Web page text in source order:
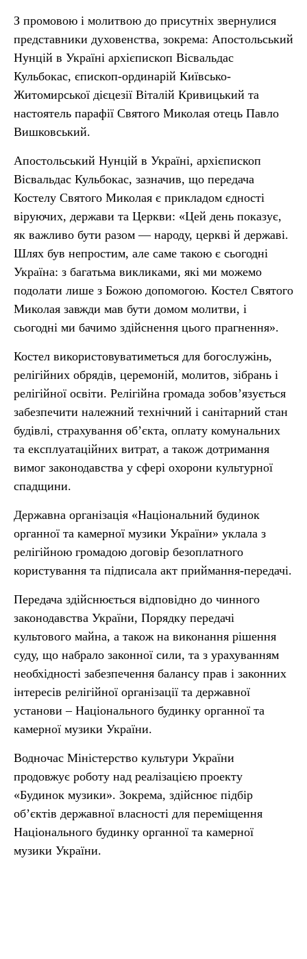
З промовою і молитвою до присутніх звернулися
представники духовенства, зокрема: Апостольський
Нунцій в Україні архієпископ Вісвальдас
Кульбокас, єпископ-ординарій Київсько-
Житомирської дієцезії Віталій Кривицький та
настоятель парафії Святого Миколая отець Павло
Вишковський.
Апостольський Нунцій в Україні, архієпископ
Вісвальдас Кульбокас, зазначив, що передача
Костелу Святого Миколая є прикладом єдності
віруючих, держави та Церкви: «Цей день показує,
як важливо бути разом — народу, церкві й державі.
Шлях був непростим, але саме такою є сьогодні
Україна: з багатьма викликами, які ми можемо
подолати лише з Божою допомогою. Костел Святого
Миколая завжди мав бути домом молитви, і
сьогодні ми бачимо здійснення цього прагнення».
Костел використовуватиметься для богослужінь,
релігійних обрядів, церемоній, молитов, зібрань і
релігійної освіти. Релігійна громада зобов’язується
забезпечити належний технічний і санітарний стан
будівлі, страхування об’єкта, оплату комунальних
та експлуатаційних витрат, а також дотримання
вимог законодавства у сфері охорони культурної
спадщини.
Державна організація «Національний будинок
органної та камерної музики України» уклала з
релігійною громадою договір безоплатного
користування та підписала акт приймання-передачі.
Передача здійснюється відповідно до чинного
законодавства України, Порядку передачі
культового майна, а також на виконання рішення
суду, що набрало законної сили, та з урахуванням
необхідності забезпечення балансу прав і законних
інтересів релігійної організації та державної
установи – Національного будинку органної та
камерної музики України.
Водночас Міністерство культури України
продовжує роботу над реалізацією проекту
«Будинок музики». Зокрема, здійснює підбір
об’єктів державної власності для переміщення
Національного будинку органної та камерної
музики України.